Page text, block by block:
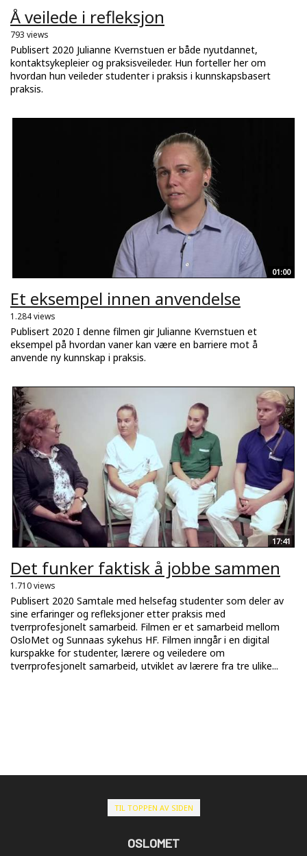
Å veilede i refleksjon
793 views
Publisert 2020 Julianne Kvernstuen er både nyutdannet,
kontaktsykepleier og praksisveileder. Hun forteller her om
hvordan hun veileder studenter i praksis i kunnskapsbasert
praksis.
01:00
Et eksempel innen anvendelse
1.284 views
Publisert 2020 I denne filmen gir Julianne Kvernstuen et
eksempel på hvordan vaner kan være en barriere mot å
anvende ny kunnskap i praksis.
17:41
Det funker faktisk å jobbe sammen
1.710 views
Publisert 2020 Samtale med helsefag studenter som deler av
sine erfaringer og refleksjoner etter praksis med
tverrprofesjonelt samarbeid. Filmen er et samarbeid mellom
OsloMet og Sunnaas sykehus HF. Filmen inngår i en digital
kurspakke for studenter, lærere og veiledere om
tverrprofesjonelt samarbeid, utviklet av lærere fra tre ulike...
TIL TOPPEN AV SIDEN
OSLOMET